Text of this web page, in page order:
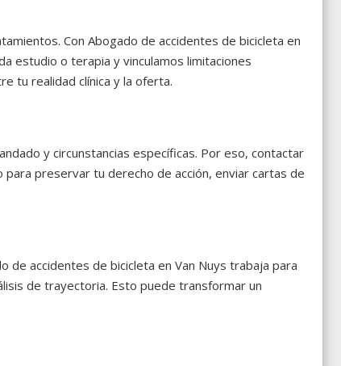
Con Abogado de accidentes de bicicleta en
estudio o terapia y vinculamos limitaciones
tu realidad clínica y la oferta.
y circunstancias específicas. Por eso, contactar
preservar tu derecho de acción, enviar cartas de
de accidentes de bicicleta en Van Nuys trabaja para
de trayectoria. Esto puede transformar un